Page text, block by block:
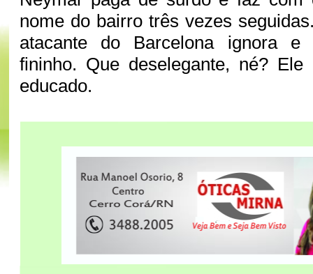
nome do bairro três vezes
atacante do Barcelona ignora
fininho. Que deselegante, né?
educado.